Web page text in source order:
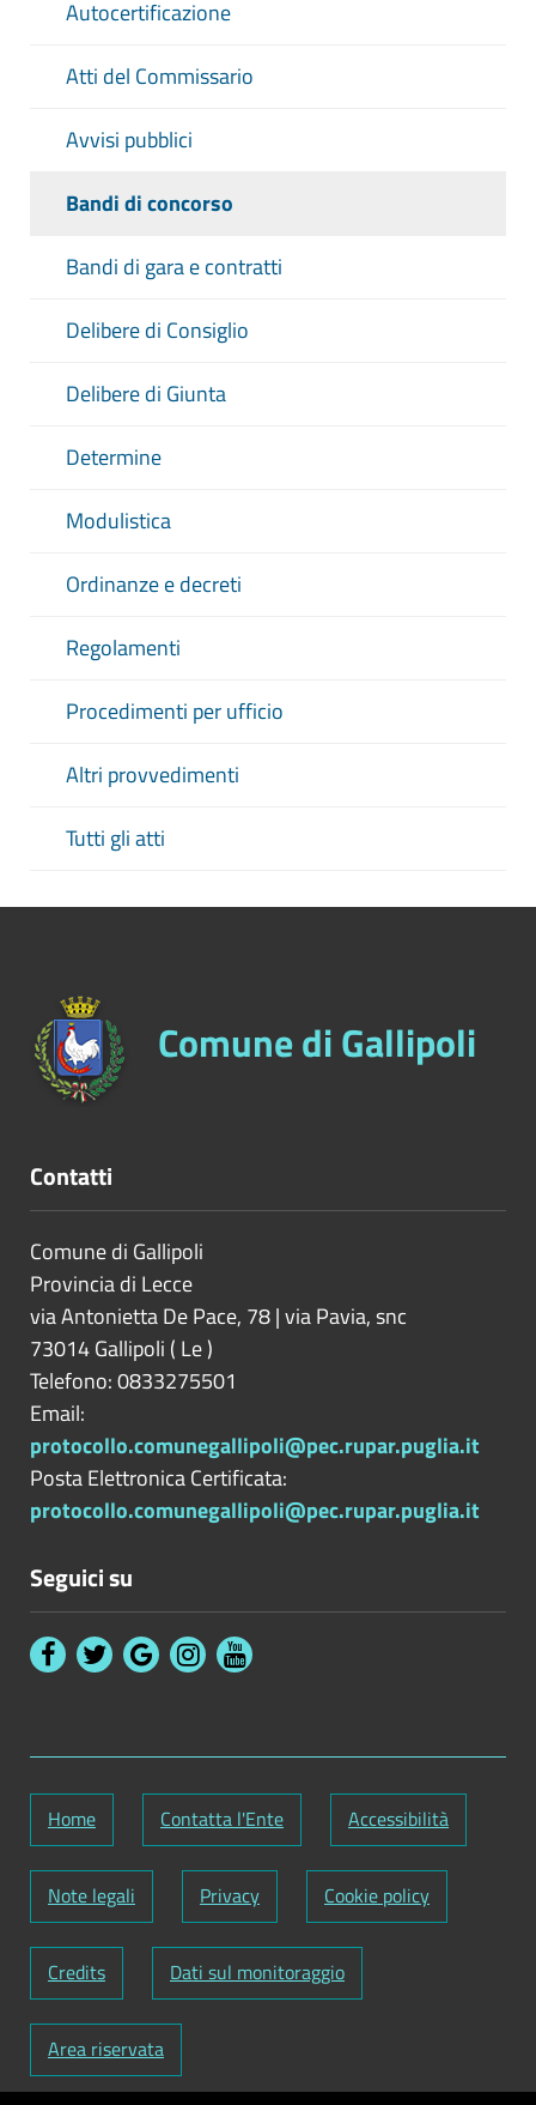
Autocertificazione
Atti del Commissario
Avvisi pubblici
Bandi di concorso
Bandi di gara e contratti
Delibere di Consiglio
Delibere di Giunta
Determine
Modulistica
Ordinanze e decreti
Regolamenti
Procedimenti per ufficio
Altri provvedimenti
Tutti gli atti
Comune di Gallipoli
Contatti
Comune di Gallipoli
Provincia di Lecce
via Antonietta De Pace, 78 | via Pavia, snc
73014Gallipoli ( Le)
Telefono: 0833275501
Email:
protocollo.comunegallipoli@pec.rupar.puglia.it
Posta Elettronica Certificata:
protocollo.comunegallipoli@pec.rupar.puglia.it
Seguici su
Home Contatta l'Ente Accessibilità
Note legali Privacy Cookie policy
Credits Dati sul monitoraggio
Area riservata